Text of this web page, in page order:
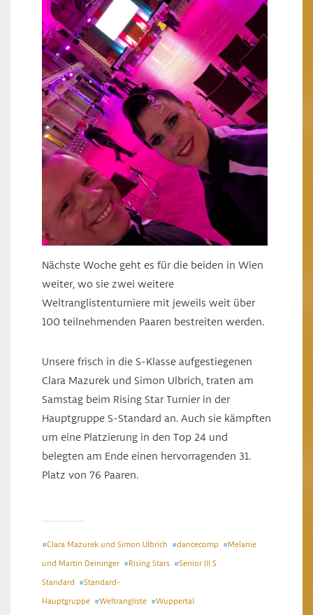
Nächste Woche geht es für die beiden in Wien
weiter, wo sie zwei weitere
Weltranglistenturniere mit jeweils weit über
100 teilnehmenden Paaren bestreiten werden.
Unsere frisch in die S-Klasse aufgestiegenen
Clara Mazurek und Simon Ulbrich, traten am
Samstag beim Rising Star Turnier in der
Hauptgruppe S-Standard an. Auch sie kämpften
um eine Platzierung in den Top 24 und
belegten am Ende einen hervorragenden 31.
Platz von 76 Paaren.
#Clara Mazurek und Simon Ulbrich #dancecomp #Melanie
und Martin Deininger #Rising Stars #Senior III S
Standard #Standard-
Hauptgruppe #Weltrangliste #Wuppertal